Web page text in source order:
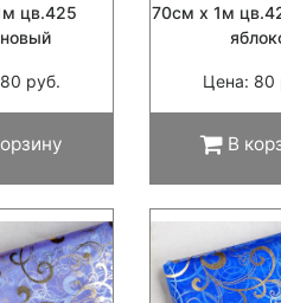
цв.425
руб.
70см х 1м
Цена: 80
В